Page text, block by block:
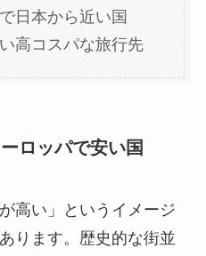
日本から近い国
高コスパな旅行先
ロッパで安い国
高い」というイメージ
ります。歴史的な街並